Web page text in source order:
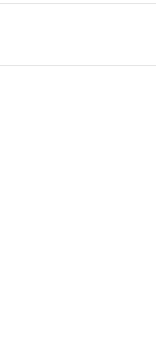
Orte mit